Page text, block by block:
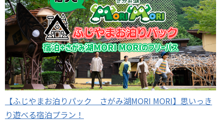
【ふじやまお泊りパック さがみ湖MORI MORI】思いっき
り遊べる宿泊プラン！